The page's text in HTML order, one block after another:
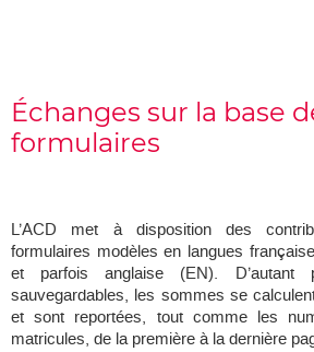
Échanges sur la base
formulaires
L’ACD met à disposition des
formulaires modèles en langues
et parfois anglaise (EN).
sauvegardables, les sommes se
et sont reportées, tout comme les
matricules, de la première à la dernière